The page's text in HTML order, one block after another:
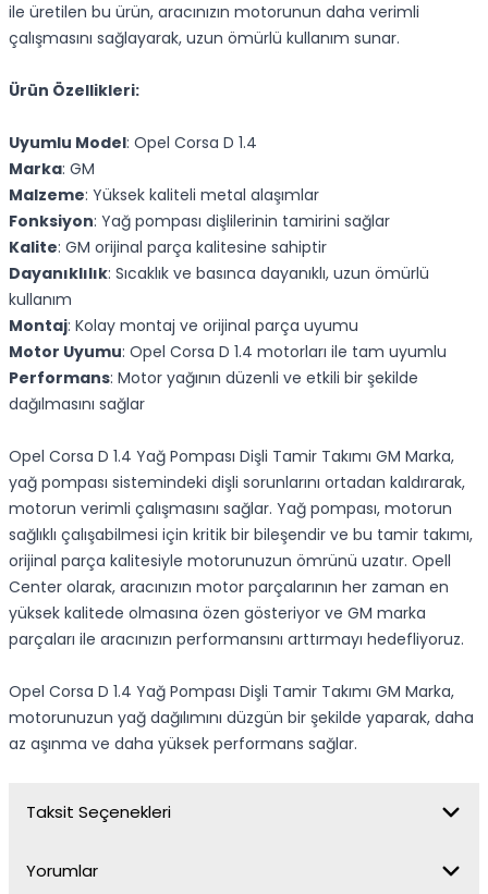
ile üretilen bu ürün, aracınızın motorunun daha verimli
çalışmasını sağlayarak, uzun ömürlü kullanım sunar.
Ürün Özellikleri:
Uyumlu Model: Opel Corsa D 1.4
Marka: GM
Malzeme: Yüksek kaliteli metal alaşımlar
Fonksiyon: Yağ pompası dişlilerinin tamirini sağlar
Kalite: GM orijinal parça kalitesine sahiptir
Dayanıklılık: Sıcaklık ve basınca dayanıklı, uzun ömürlü
kullanım
Montaj: Kolay montaj ve orijinal parça uyumu
Motor Uyumu: Opel Corsa D 1.4 motorları ile tam uyumlu
Performans: Motor yağının düzenli ve etkili bir şekilde
dağılmasını sağlar
Opel Corsa D 1.4 Yağ Pompası Dişli Tamir Takımı GM Marka,
yağ pompası sistemindeki dişli sorunlarını ortadan kaldırarak,
motorun verimli çalışmasını sağlar. Yağ pompası, motorun
sağlıklı çalışabilmesi için kritik bir bileşendir ve bu tamir takımı,
orijinal parça kalitesiyle motorunuzun ömrünü uzatır. Opell
Center olarak, aracınızın motor parçalarının her zaman en
yüksek kalitede olmasına özen gösteriyor ve GM marka
parçaları ile aracınızın performansını arttırmayı hedefliyoruz.
Opel Corsa D 1.4 Yağ Pompası Dişli Tamir Takımı GM Marka,
motorunuzun yağ dağılımını düzgün bir şekilde yaparak, daha
az aşınma ve daha yüksek performans sağlar.
Taksit Seçenekleri
Yorumlar